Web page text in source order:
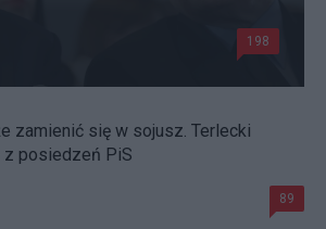
198
zamienić się w sojusz. Terlecki
z posiedzeń PiS
89